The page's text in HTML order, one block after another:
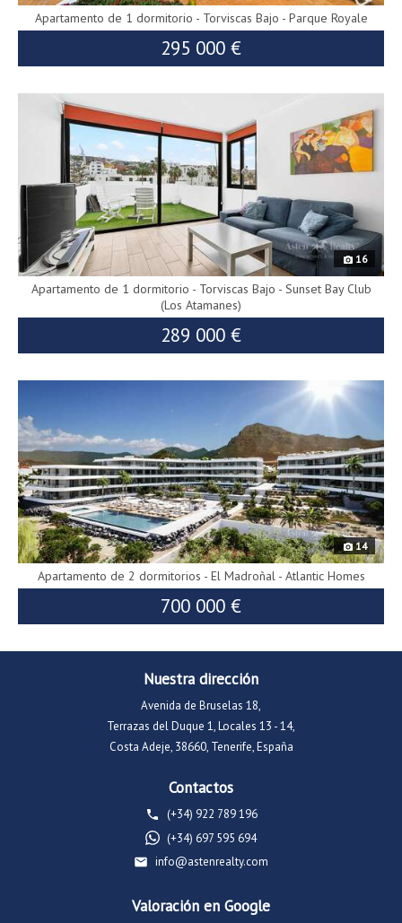
Apartamento de 1 dormitorio - Torviscas Bajo - Parque Royale
295 000 €
16
Apartamento de 1 dormitorio - Torviscas Bajo - Sunset Bay Club
(Los Atamanes)
289 000 €
14
Apartamento de 2 dormitorios - El Madroñal - Atlantic Homes
700 000 €
Nuestra dirección
Avenida de Bruselas 18,
Terrazas del Duque 1, Locales 13 - 14,
Costa Adeje, 38660, Tenerife, España
Contactos
(+34) 922 789 196
(+34) 697 595 694
info@astenrealty.com
Valoración en Google